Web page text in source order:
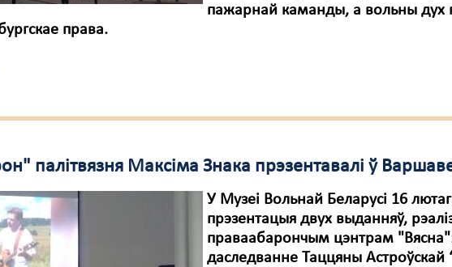
пажарнай каманды, а вольны дух
права.
палітвязня Максіма Знака прэзентавалі ў
У Музеі Вольнай Беларусі 16
прэзентацыя двух выданняў,
праваабарончым цэнтрам
даследванне Таццяны Астроўскай